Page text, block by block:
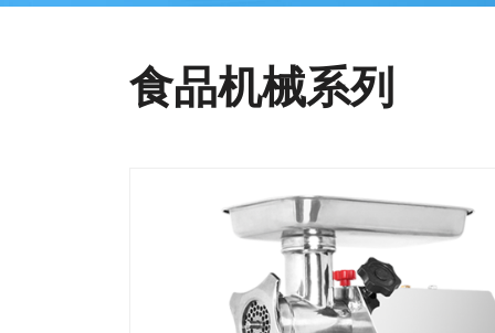
食品机械系列